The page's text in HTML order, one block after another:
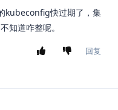
kubeconfig快过期了，集
知道咋整呢。
回复